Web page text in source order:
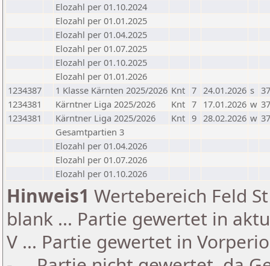
Elozahl per 01.10.2024
Elozahl per 01.01.2025
Elozahl per 01.04.2025
Elozahl per 01.07.2025
Elozahl per 01.10.2025
Elozahl per 01.01.2026
1234387
1 Klasse Kärnten 2025/2026 Knt 7 24.01.2026 s
1234381
Kärntner Liga 2025/2026 Knt 7 17.01.2026 w
1234381
Kärntner Liga 2025/2026 Knt 9 28.02.2026 w
Gesamtpartien 3
Elozahl per 01.04.2026
Elozahl per 01.07.2026
Elozahl per 01.10.2026
Hinweis1 Wertebereich Feld
blank ... Partie gewertet in
V ... Partie gewertet in